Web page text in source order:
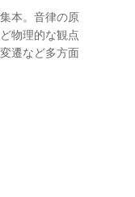
本。音律の原
物理的な観点
遷など多方面